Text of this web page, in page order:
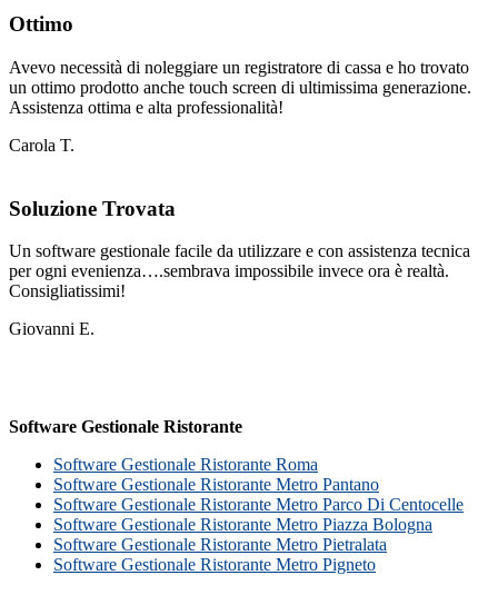
Ottimo
Avevo necessità di noleggiare un registratore di cassa e ho trovato
un ottimo prodotto anche touch screen di ultimissima generazione.
Assistenza ottima e alta professionalità!
Carola T.
Soluzione Trovata
Un software gestionale facile da utilizzare e con assistenza tecnica
per ogni evenienza….sembrava impossibile invece ora è realtà.
Consigliatissimi!
Giovanni E.
Software Gestionale Ristorante
Software Gestionale Ristorante Roma
Software Gestionale Ristorante Metro Pantano
Software Gestionale Ristorante Metro Parco Di Centocelle
Software Gestionale Ristorante Metro Piazza Bologna
Software Gestionale Ristorante Metro Pietralata
Software Gestionale Ristorante Metro Pigneto